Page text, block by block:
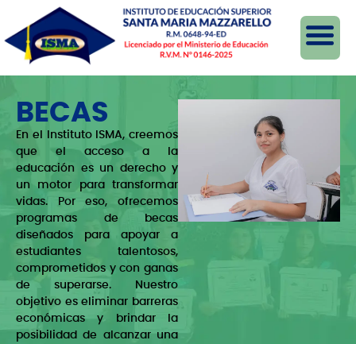
BECAS
En el Instituto ISMA, creemos
que el acceso a la
educación es un derecho y
un motor para transformar
vidas. Por eso, ofrecemos
programas de becas
diseñados para apoyar a
estudiantes talentosos,
comprometidos y con ganas
de superarse. Nuestro
objetivo es eliminar barreras
económicas y brindar la
posibilidad de alcanzar una